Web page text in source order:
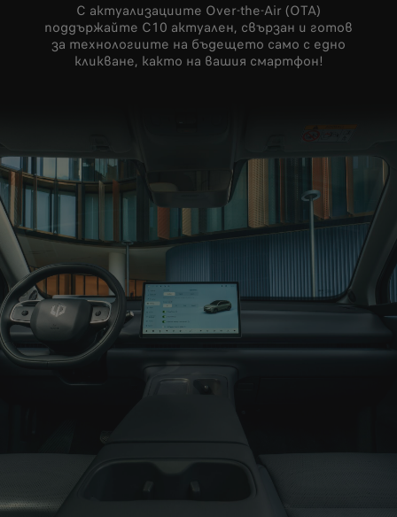
С актуализациите Over-the-Air (OTA)
поддържайте C10 актуален, свързан и готов
за технологиите на бъдещето само с едно
кликване, както на вашия смартфон!